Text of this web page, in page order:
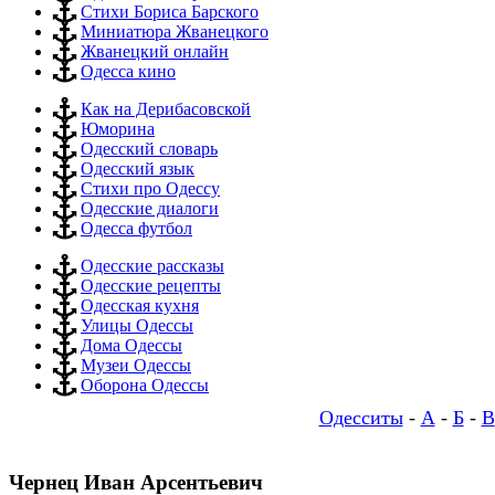
Стихи Бориса Барского
Миниатюра Жванецкого
Жванецкий онлайн
Одесса кино
Как на Дерибасовской
Юморина
Одесский словарь
Одесский язык
Стихи про Одессу
Одесские диалоги
Одесса футбол
Одесские рассказы
Одесские рецепты
Одесская кухня
Улицы Одессы
Дома Одессы
Музеи Одессы
Оборона Одессы
Одесситы- А- Б- В
Чернец Иван Арсентьевич